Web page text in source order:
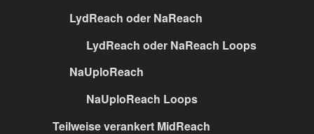
LydReach oder NaReach
LydReach oder NaReach Loops
NaUploReach
NaUploReach Loops
Teilweise verankert MidReach